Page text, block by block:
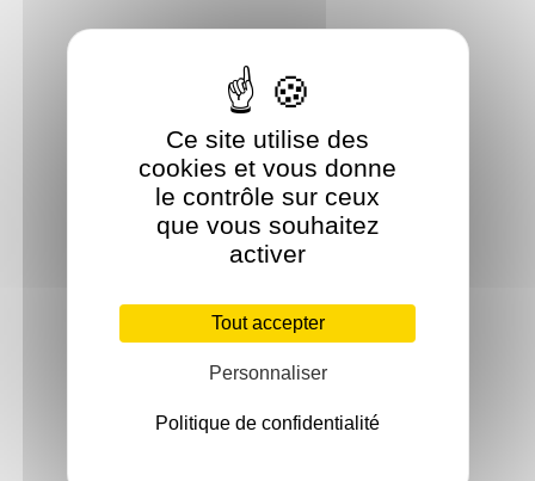
Ce site utilise des
cookies et vous donne
le contrôle sur ceux
que vous souhaitez
activer
Tout accepter
Personnaliser
Politique de confidentialité